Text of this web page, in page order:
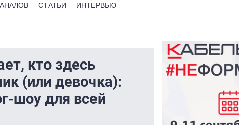
СТАТЬИ ИНТЕРВЬЮ
кто здесь
(или девочка):
шоу для всей